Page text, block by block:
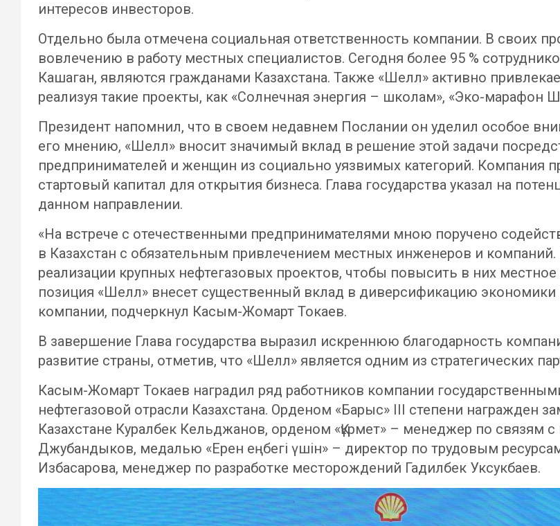
интересов инвесторов.
Отдельно была отмечена социальная ответственность компании. В своих
вовлечению в работу местных специалистов. Сегодня более 95 %
Кашаган, являются гражданами Казахстана. Также «Шелл» активно
реализуя такие проекты, как «Солнечная энергия – школам», «Эко-марафон
Президент напомнил, что в своем недавнем Послании он уделил особое
его мнению, «Шелл» вносит значимый вклад в решение этой задачи
предпринимателей и женщин из социально уязвимых категорий. Компания
стартовый капитал для открытия бизнеса. Глава государства указал на
данном направлении.
«На встрече с отечественными предпринимателями мною поручено
в Казахстан с обязательным привлечением местных инженеров и
реализации крупных нефтегазовых проектов, чтобы повысить в них
позиция «Шелл» внесет существенный вклад в диверсификацию
компании, подчеркнул Касым-Жомарт Токаев.
В завершение Глава государства выразил искреннюю благодарность
развитие страны, отметив, что «Шелл» является одним из стратегических
Касым-Жомарт Токаев наградил ряд работников компании
нефтегазовой отрасли Казахстана. Орденом «Барыс» III степени награжден
Казахстане Куралбек Кельджанов, орденом «Құрмет» – менеджер по связям
Джубандыков, медалью «Ерен еңбегі үшін» – директор по трудовым
Избасарова, менеджер по разработке месторождений Гадилбек Уксукбаев.